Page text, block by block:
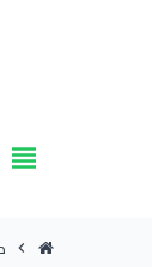
view_headline
chevron_right